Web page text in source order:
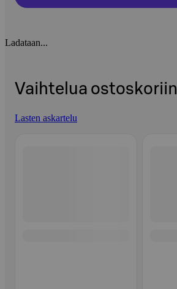
Ladataan...
Vaihtelua ostoskoriin
Lasten askartelu